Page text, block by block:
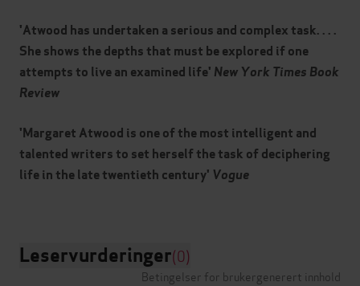
'Atwood has undertaken a serious and complex task. . . .
She shows the depths that must be explored if one
attempts to live an examined life' New York Times Book
Review
'Margaret Atwood is one of the most intelligent and
talented writers to set herself the task of deciphering
life in the late twentieth century' Vogue
Leservurderinger(0)
Betingelser for brukergenerert innhold